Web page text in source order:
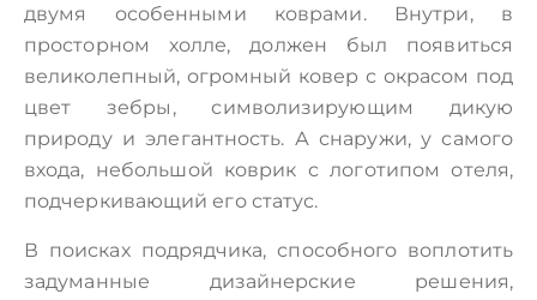
двумя особенными коврами. Внутри, в
просторном холле, должен был появиться
великолепный, огромный ковер с окрасом под
цвет зебры, символизирующим дикую
природу и элегантность. А снаружи, у самого
входа, небольшой коврик с логотипом отеля,
подчеркивающий его статус.
В поисках подрядчика, способного воплотить
задуманные дизайнерские решения,